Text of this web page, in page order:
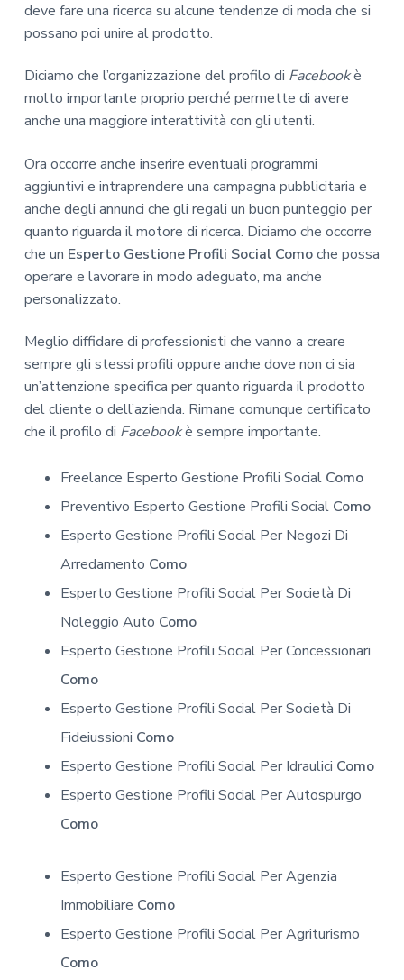
deve fare una ricerca su alcune tendenze di moda che si
possano poi unire al prodotto.
Diciamo che l’organizzazione del profilo di Facebookè
molto importante proprio perché permette di avere
anche una maggiore interattività con gli utenti.
Ora occorre anche inserire eventuali programmi
aggiuntivi e intraprendere una campagna pubblicitaria e
anche degli annunci che gli regali un buon punteggio per
quanto riguarda il motore di ricerca. Diciamo che occorre
che un Esperto Gestione Profili Social Comoche possa
operare e lavorare in modo adeguato, ma anche
personalizzato.
Meglio diffidare di professionisti che vanno a creare
sempre gli stessi profili oppure anche dove non ci sia
un’attenzione specifica per quanto riguarda il prodotto
del cliente o dell’azienda. Rimane comunque certificato
che il profilo di Facebookè sempre importante.
Freelance Esperto Gestione Profili Social Como
Preventivo Esperto Gestione Profili Social Como
Esperto Gestione Profili Social Per Negozi Di
Arredamento Como
Esperto Gestione Profili Social Per Società Di
Noleggio Auto Como
Esperto Gestione Profili Social Per Concessionari
Como
Esperto Gestione Profili Social Per Società Di
Fideiussioni Como
Esperto Gestione Profili Social Per Idraulici Como
Esperto Gestione Profili Social Per Autospurgo
Como
Esperto Gestione Profili Social Per Agenzia
Immobiliare Como
Esperto Gestione Profili Social Per Agriturismo
Como